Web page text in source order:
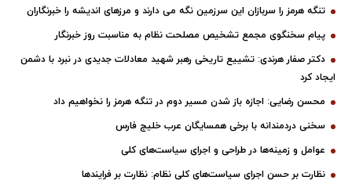
تنگه هرمز را سربازان این سرزمین نگه می دارند و مرزهای اندیشه را خبرنگاران
پیام سخنگوی مجمع تشخیص مصلحت نظام به مناسبت روز خبرنگار
دکتر صفار هرندی: تشییع تاریخی رهبر شهید معادلات جدیدی در نبرد با دشمن
ایجاد کرد
محسن رضایی: اجازه باز شدن مسیر دوم در تنگه هرمز را نخواهیم داد
سخنی دردمندانه با برخی همسایگان عرب خلیج فارس
عوامل و زمینه‌ها در طراحی و اجرای سیاست‌های کلی
نظارت بر حسن اجرای سیاست‌های کلی نظام: نظارت بر فرایندها